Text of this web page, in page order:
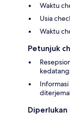
Waktu
Usia
Waktu
Petunjuk
Diperlukan